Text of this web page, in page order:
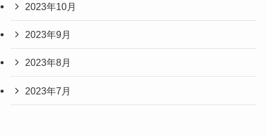
2023年10月
2023年9月
2023年8月
2023年7月